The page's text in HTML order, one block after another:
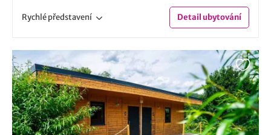
Rychlépředstavení Detailubytování